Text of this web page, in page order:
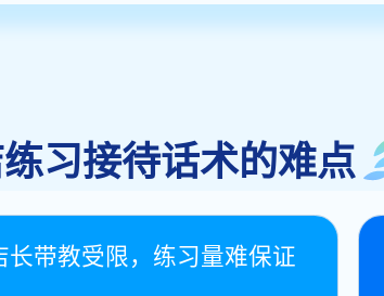
习接待话术的难点
长带教受限，练习量难保证